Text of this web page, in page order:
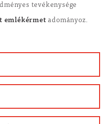
tevékenysége
emlékérmet adományoz.